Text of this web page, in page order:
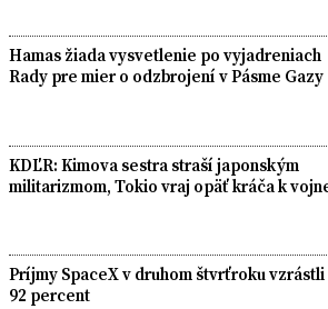
Hamas žiada vysvetlenie po vyjadreniach
Rady pre mier o odzbrojení v Pásme Gazy
KDĽR: Kimova sestra straší japonským
militarizmom, Tokio vraj opäť kráča k
Príjmy SpaceX v druhom štvrťroku vzrástli
92 percent